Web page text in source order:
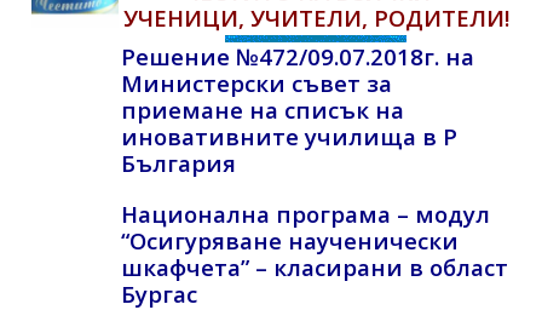
УЧЕНИЦИ, УЧИТЕЛИ, РОДИТЕЛИ!
Решение №472/09.07.2018г. на
Министерски съвет за
приемане на списък на
иновативните училища в Р
България
Национална програма – модул
“Осигуряване наученически
шкафчета” – класирани в област
Бургас